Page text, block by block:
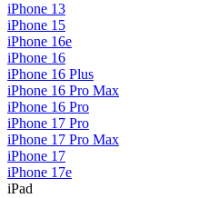
iPhone 13
iPhone 15
iPhone 16e
iPhone 16
iPhone 16 Plus
iPhone 16 Pro Max
iPhone 16 Pro
iPhone 17 Pro
iPhone 17 Pro Max
iPhone 17
iPhone 17e
iPad